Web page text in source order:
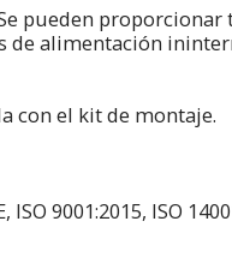
pueden
de alimentación
con el kit de montaje.
ISO 9001:2015, ISO